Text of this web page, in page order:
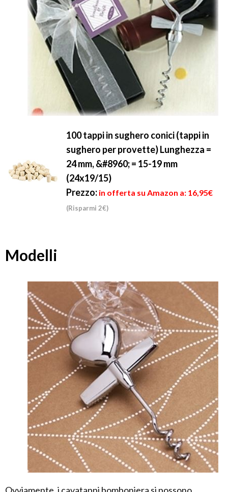
100 tappi in sughero conici (tappi in
sughero per provette) Lunghezza =
24 mm, &#8960; = 15-19 mm
(24x19/15)
Prezzo: in offerta su Amazon a: 16,95€
(Risparmi 2€)
Modelli